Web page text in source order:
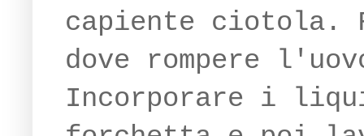
capiente ciotola.
dove rompere
Incorporare i